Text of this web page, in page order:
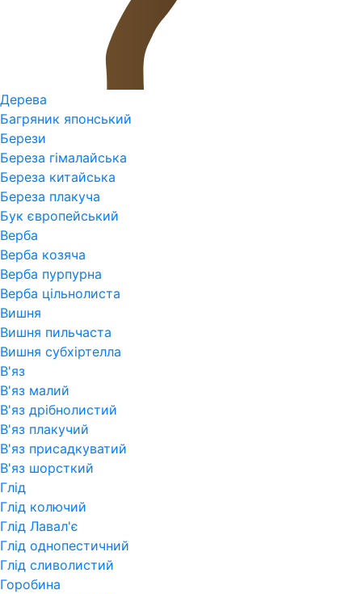
Дерева
Багряник японський
Берези
Береза гімалайська
Береза китайська
Береза плакуча
Бук європейський
Верба
Верба козяча
Верба пурпурна
Верба цільнолиста
Вишня
Вишня пильчаста
Вишня субхіртелла
В'яз
В'яз малий
В'яз дрібнолистий
В'яз плакучий
В'яз присадкуватий
В'яз шорсткий
Глід
Глід колючий
Глід Лавал'є
Глід однопестичний
Глід сливолистий
Горобина